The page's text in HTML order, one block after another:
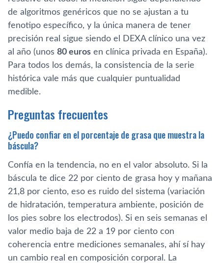
de algoritmos genéricos que no se ajustan a tu
fenotipo específico, y la única manera de tener
precisión real sigue siendo el DEXA clínico una vez
al año (unos 80 euros en clínica privada en España).
Para todos los demás, la consistencia de la serie
histórica vale más que cualquier puntualidad
medible.
Preguntas frecuentes
¿Puedo confiar en el porcentaje de grasa que muestra la
báscula?
Confía en la tendencia, no en el valor absoluto. Si la
báscula te dice 22 por ciento de grasa hoy y mañana
21,8 por ciento, eso es ruido del sistema (variación
de hidratación, temperatura ambiente, posición de
los pies sobre los electrodos). Si en seis semanas el
valor medio baja de 22 a 19 por ciento con
coherencia entre mediciones semanales, ahí sí hay
un cambio real en composición corporal. La